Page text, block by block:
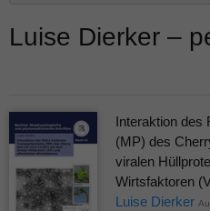
Luise Dierker –
Interaktion des
(MP) des
viralen
Wirtsfaktoren
Luise Dierker